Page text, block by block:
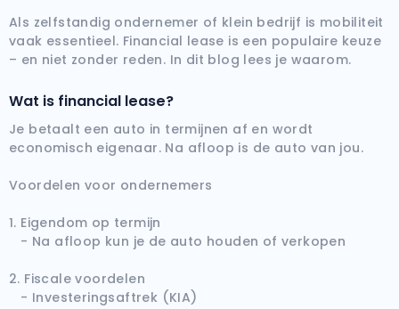
Audi
(2000+ auto's)
BMW
Als zelfstandig ondernemer of klein bedrijf is mobiliteit
vaak essentieel. Financial lease is een populaire keuze
– en niet zonder reden. In dit blog lees je waarom.
Wat is financial lease?
Je betaalt een auto in termijnen af en wordt
economisch eigenaar. Na afloop is de auto van jou.
Voordelen voor ondernemers
1. Eigendom op termijn
- Na afloop kun je de auto houden of verkopen
2. Fiscale voordelen
- Investeringsaftrek (KIA)